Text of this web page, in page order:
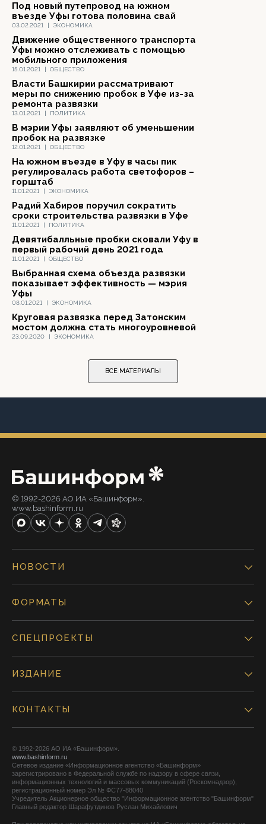
03.02.2021 | ЭКОНОМИКА
Под новый путепровод на южном
въезде Уфы готова половина свай
15.01.2021 | ОБЩЕСТВО
Движение общественного транспорта
Уфы можно отслеживать с помощью
мобильного приложения
13.01.2021 | ПОЛИТИКА
Власти Башкирии рассматривают
меры по снижению пробок в Уфе из-за
ремонта развязки
12.01.2021 | ОБЩЕСТВО
В мэрии Уфы заявляют об уменьшении
пробок на развязке
11.01.2021 | ЭКОНОМИКА
На южном въезде в Уфу в часы пик
регулировалась работа светофоров –
горштаб
11.01.2021 | ПОЛИТИКА
Радий Хабиров поручил сократить
сроки строительства развязки в Уфе
11.01.2021 | ОБЩЕСТВО
Девятибалльные пробки сковали Уфу в
первый рабочий день 2021 года
08.01.2021 | ЭКОНОМИКА
Выбранная схема объезда развязки
показывает эффективность — мэрия
Уфы
23.09.2020 | ЭКОНОМИКА
Круговая развязка перед Затонским
мостом должна стать многоуровневой
ВСЕ МАТЕРИАЛЫ
© 1992-2026 АО ИА «Башинформ».
www.bashinform.ru
НОВОСТИ
ФОРМАТЫ
СПЕЦПРОЕКТЫ
ИЗДАНИЕ
КОНТАКТЫ
© 1992-2026 АО ИА «Башинформ».
www.bashinform.ru
Сетевое издание «Информационное агентство «Башинформ»
зарегистрировано в Федеральной службе по надзору в сфере связи,
информационных технологий и массовых коммуникаций (Роскомнадзор),
регистрационный номер Эл № ФС77-88040
Учредитель Акционерное общество "Информационное агентство "Башинформ"
Главный редактор Шарафутдинов Руслан Михайлович